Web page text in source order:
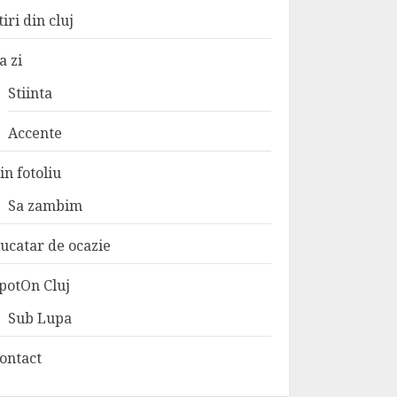
din cluj
zi
Stiinta
Accente
fotoliu
Sa zambim
de ocazie
Cluj
Sub Lupa